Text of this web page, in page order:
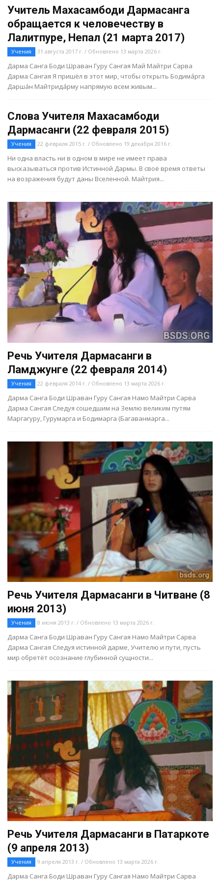
Учитель Махасамбоди Дармасанга
обращается к человечеству в
Лалитпуре, Непал (21 марта 2017)
Учения 31 августа 2017 г. / Обновлено 13 марта 2026 г.
Дарма Санга Боди Шраван Гуру Сангая Май Майтри Сарва
Дарма Сангая Я пришёл в этот мир, чтобы открыть Бодимáрга
Даршáн Майтридáрму напрямую всем живым...
Слова Учителя Махасамбоди
Дармасанги (22 февраля 2015)
Учения 22 февраля 2015 г. / Обновлено 19 декабря 2016 г.
Ни одна власть ни в одном в мире не имеет права
высказываться против Истинной Дармы. В своё время ответы
на возражения будут даны Вселенной. Майтрия...
Речь Учителя Дармасанги в
Ламджунге (22 февраля 2014)
Учения 22 февраля 2014 г. / Обновлено 13 марта 2026 г.
Дарма Санга Боди Шраван Гуру Сангая Намо Майтри Сарва
Дарма Сангая Следуя сошедшим на Землю великим путям
Маргагуру, Гурумарга и Бодимарга (Багаванмарга...
Речь Учителя Дармасанги в Читване (8
июня 2013)
Учения 8 июня 2013 г. / Обновлено 13 марта 2026 г.
Дарма Санга Боди Шраван Гуру Сангая Намо Майтри Сарва
Дарма Сангая Следуя истинной дарме, Учителю и пути, пусть
мир обретёт осознание глубинной сущности...
Речь Учителя Дармасанги в Патаркоте
(9 апреля 2013)
Учения 9 апреля 2013 г. / Обновлено 13 марта 2026 г.
Дарма Санга Боди Шраван Гуру Сангая Намо Майтри Сарва